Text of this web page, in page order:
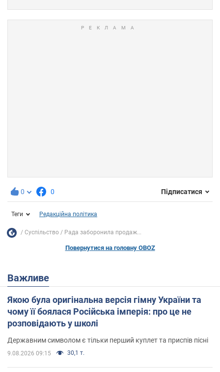
0 0 Підписатися
Теги Редакційна політика
Суспільство Рада заборонила продаж...
Повернутися на головну OBOZ
Важливе
Якою була оригінальна версія гімну України та
чому її боялася Російська імперія: про це не
розповідають у школі
Державним символом є тільки перший куплет та приспів пісні
9.08.2026 09:15 30,1 т.